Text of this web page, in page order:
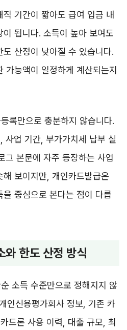
기간이 짧아도 급여 입금 내
됩니다. 소득이 높아 보여도
산정이 낮아질 수 있습니다.
가능액이 일정하게 계산되는지
록만으로 충분하지 않습니다.
사업 기간, 부가가치세 납부 실
그 본문에 자주 등장하는 사업
보이지만, 개인카드발급은
중심으로 본다는 점이 다릅
와 한도 산정 방식
소득 수준만으로 정해지지 않
인신용평가회사 정보, 기존 카
드론 사용 이력, 대출 규모, 최